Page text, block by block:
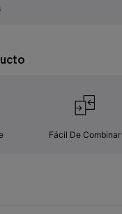
Fácil De Combinar